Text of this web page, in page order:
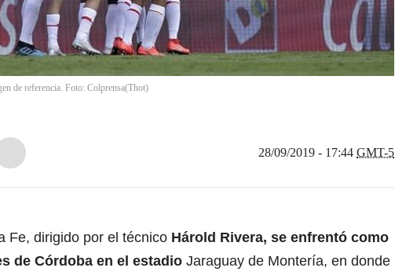
de referencia. Foto: Colprensa(Thot)
28/09/2019 - 17:44 GMT-5
Fe, dirigido por el técnico Hárold Rivera, se enfrentó como
de Córdoba en el estadio Jaraguay de Montería, en donde